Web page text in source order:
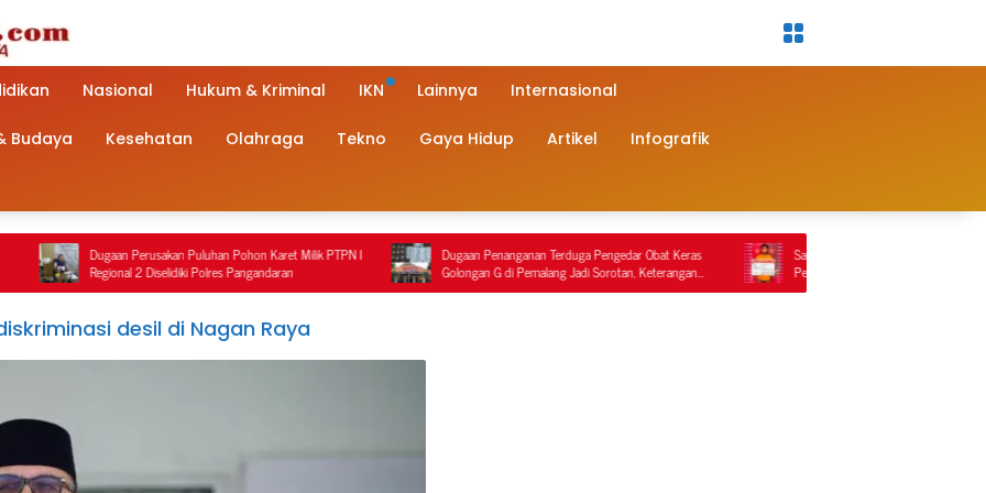
Nasional Hukum & Kriminal IKN Lainnya Internasional
Budaya Kesehatan Olahraga Tekno Gaya Hidup Artikel Infografik
Dugaan Perusakan Puluhan Pohon Karet Milik PTPN I
Regional 2 Diselidiki Polres Pangandaran
Dugaan Penanganan Terduga Pengedar Obat Keras
Golongan G di Pemalang Jadi Sorotan, Keterangan
Polisi Berbeda dengan Rekaman Video
Sat Reskrim Polres Nagan Raya Kembali Lakukan
Penindakan Penyalahgunaan BBM Bersubsidi, Tiga
Tersangka Ditahan.
desil di Nagan Raya